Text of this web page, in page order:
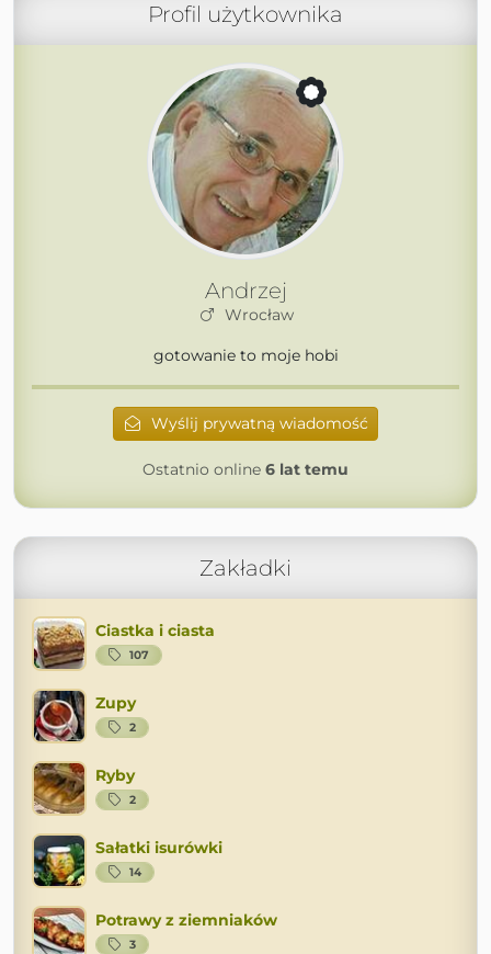
Profil użytkownika
Andrzej
Wrocław
gotowanie to moje hobi
Wyślij prywatną wiadomość
Ostatnio online 6 lat temu
Zakładki
Ciastka i ciasta
107
Zupy
2
Ryby
2
Sałatki isurówki
14
Potrawy z ziemniaków
3